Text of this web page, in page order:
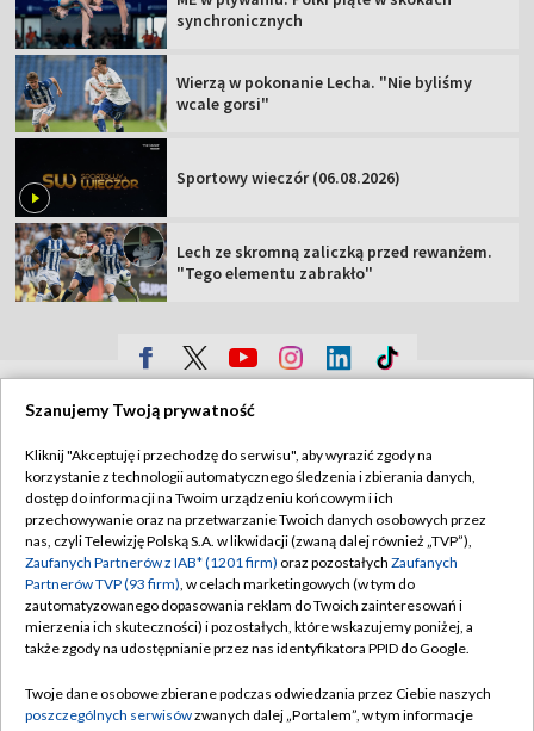
synchronicznych
Wierzą w pokonanie Lecha. "Nie byliśmy
wcale gorsi"
Sportowy wieczór (06.08.2026)
Lech ze skromną zaliczką przed rewanżem.
"Tego elementu zabrakło"
Sklep TVP
Biuro Reklamy
Oferta Handlowa
Telegazeta ogłoszenia
Emisja w TVP
Ogłoszenia przetargowe
Polityka prywatności
Moje zgody
Biuro reklamy
Kontakt
©2026 Telewizja Polska Spółka Akcyjna w likwidacji
Szanujemy Twoją prywatność
Kliknij "Akceptuję i przechodzę do serwisu", aby wyrazić zgody na
korzystanie z technologii automatycznego śledzenia i zbierania danych,
dostęp do informacji na Twoim urządzeniu końcowym i ich
przechowywanie oraz na przetwarzanie Twoich danych osobowych przez
nas, czyli Telewizję Polską S.A. w likwidacji (zwaną dalej również „TVP”),
Zaufanych Partnerów z IAB* (1201 firm) oraz pozostałych Zaufanych
Partnerów TVP (93 firm), w celach marketingowych (w tym do
zautomatyzowanego dopasowania reklam do Twoich zainteresowań i
mierzenia ich skuteczności) i pozostałych, które wskazujemy poniżej, a
także zgody na udostępnianie przez nas identyfikatora PPID do Google.
Twoje dane osobowe zbierane podczas odwiedzania przez Ciebie naszych
poszczególnych serwisówzwanych dalej „Portalem”, w tym informacje